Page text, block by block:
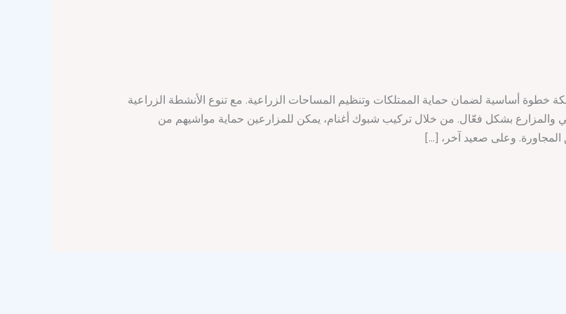
أساسية لضمان حماية الممتلكات وتنظيم المساحات الزراعية. مع تنوع الأنشطة الزراعية
والمزارع بشكل فعّال. من خلال تركيب شبوك أغنام، يمكن للمزارعين حماية مواشيهم من
المجاورة. وعلى صعيد آخر، […]